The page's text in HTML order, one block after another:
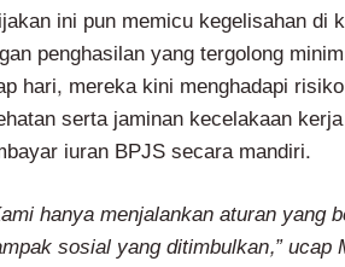
ini pun memicu kegelisahan di
penghasilan yang tergolong
hari, mereka kini menghadapi
serta jaminan kecelakaan
iuran BPJS secara mandiri.
hanya menjalankan aturan yang
sosial yang ditimbulkan,” ucap